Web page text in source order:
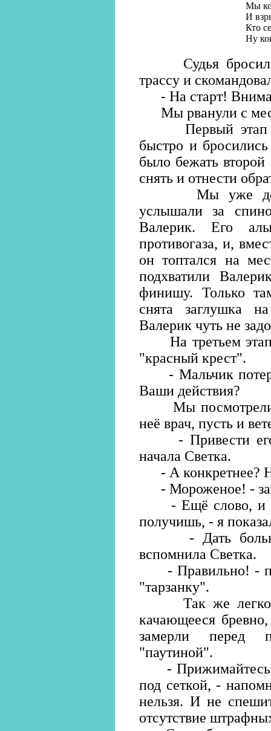
Мы
И
Кто
Ну
Судья бросила
трассу и
- На старт!
Мы рванули с
Первый этап -
быстро и
было бежать второй
снять и отнести
Мы уже
услышали за
Валерик. Его
противогаза, и,
он топтался на
подхватили
финишу. Только
снята заглушка
Валерик чуть не
На третьем
"красный крест".
- Мальчик
Ваши действия?
Мы посмотрели
неё врач, пусть и
- Привести его
начала Светка.
- А конкретнее?
- Мороженое! -
- Ещё слово, и
получишь, - я
- Дать
вспомнила Светка.
- Правильно! -
"тарзанку".
Так же легко
качающееся
замерли перед
"паутиной".
- Прижимайтесь к
под сеткой, -
нельзя. И не
отсутствие